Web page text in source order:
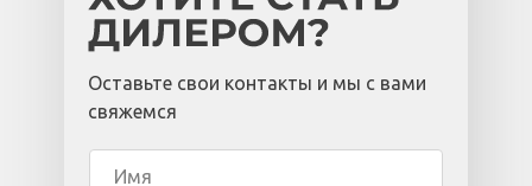
Оставьте свои контакты и мы с вами
свяжемся